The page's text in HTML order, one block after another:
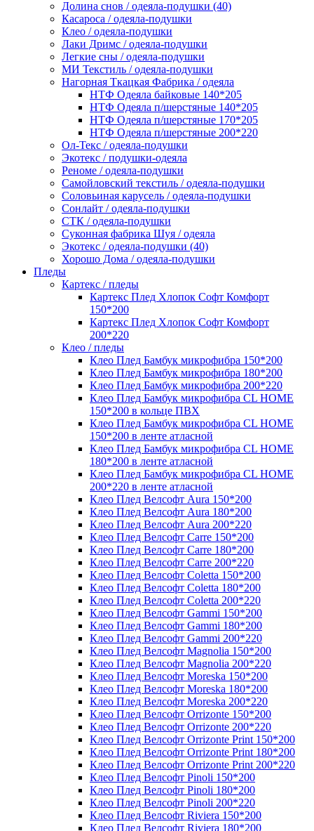
Долина снов / одеяла-подушки (40)
Касароса / одеяла-подушки
Клео / одеяла-подушки
Лаки Дримс / одеяла-подушки
Легкие сны / одеяла-подушки
МИ Текстиль / одеяла-подушки
Нагорная Ткацкая Фабрика / одеяла
НТФ Одеяла байковые 140*205
НТФ Одеяла п/шерстяные 140*205
НТФ Одеяла п/шерстяные 170*205
НТФ Одеяла п/шерстяные 200*220
Ол-Текс / одеяла-подушки
Экотекс / подушки-одеяла
Реноме / одеяла-подушки
Самойловский текстиль / одеяла-подушки
Соловьиная карусель / одеяла-подушки
Сонлайт / одеяла-подушки
СТК / одеяла-подушки
Суконная фабрика Шуя / одеяла
Экотекс / одеяла-подушки (40)
Хорошо Дома / одеяла-подушки
Пледы
Картекс / пледы
Картекс Плед Хлопок Софт Комфорт
150*200
Картекс Плед Хлопок Софт Комфорт
200*220
Клео / пледы
Клео Плед Бамбук микрофибра 150*200
Клео Плед Бамбук микрофибра 180*200
Клео Плед Бамбук микрофибра 200*220
Клео Плед Бамбук микрофибра CL HOME
150*200 в кольце ПВХ
Клео Плед Бамбук микрофибра CL HOME
150*200 в ленте атласной
Клео Плед Бамбук микрофибра CL HOME
180*200 в ленте атласной
Клео Плед Бамбук микрофибра CL HOME
200*220 в ленте атласной
Клео Плед Велсофт Aura 150*200
Клео Плед Велсофт Aura 180*200
Клео Плед Велсофт Aura 200*220
Клео Плед Велсофт Carre 150*200
Клео Плед Велсофт Carre 180*200
Клео Плед Велсофт Carre 200*220
Клео Плед Велсофт Coletta 150*200
Клео Плед Велсофт Coletta 180*200
Клео Плед Велсофт Coletta 200*220
Клео Плед Велсофт Gammi 150*200
Клео Плед Велсофт Gammi 180*200
Клео Плед Велсофт Gammi 200*220
Клео Плед Велсофт Magnolia 150*200
Клео Плед Велсофт Magnolia 200*220
Клео Плед Велсофт Moreska 150*200
Клео Плед Велсофт Moreska 180*200
Клео Плед Велсофт Moreska 200*220
Клео Плед Велсофт Orrizonte 150*200
Клео Плед Велсофт Orrizonte 200*220
Клео Плед Велсофт Orrizonte Print 150*200
Клео Плед Велсофт Orrizonte Print 180*200
Клео Плед Велсофт Orrizonte Print 200*220
Клео Плед Велсофт Pinoli 150*200
Клео Плед Велсофт Pinoli 180*200
Клео Плед Велсофт Pinoli 200*220
Клео Плед Велсофт Riviera 150*200
Клео Плед Велсофт Riviera 180*200